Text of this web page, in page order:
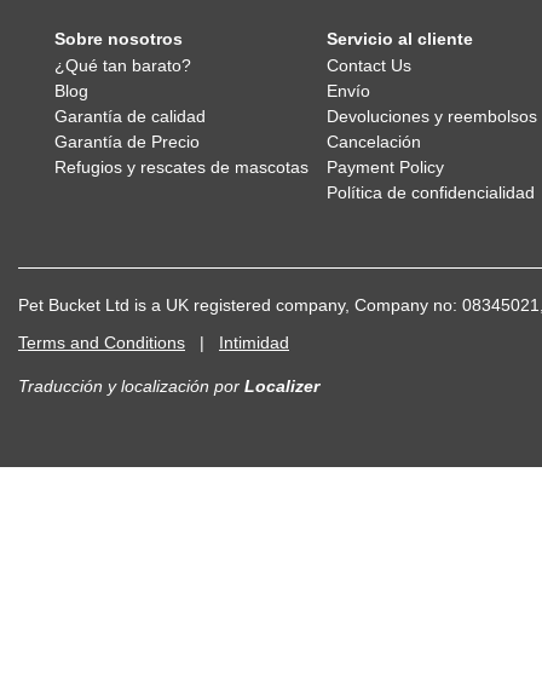
Sobre nosotros
¿Qué tan barato?
Blog
Garantía de calidad
Garantía de Precio
Refugios y rescates de mascotas
Servicio al cliente
Contact Us
Envío
Devoluciones y reembolsos
Cancelación
Payment Policy
Política de confidencialidad
Pet Bucket Ltd is a UK registered company, Company no:
Terms and Conditions | Intimidad
Traducción y localización por Localizer